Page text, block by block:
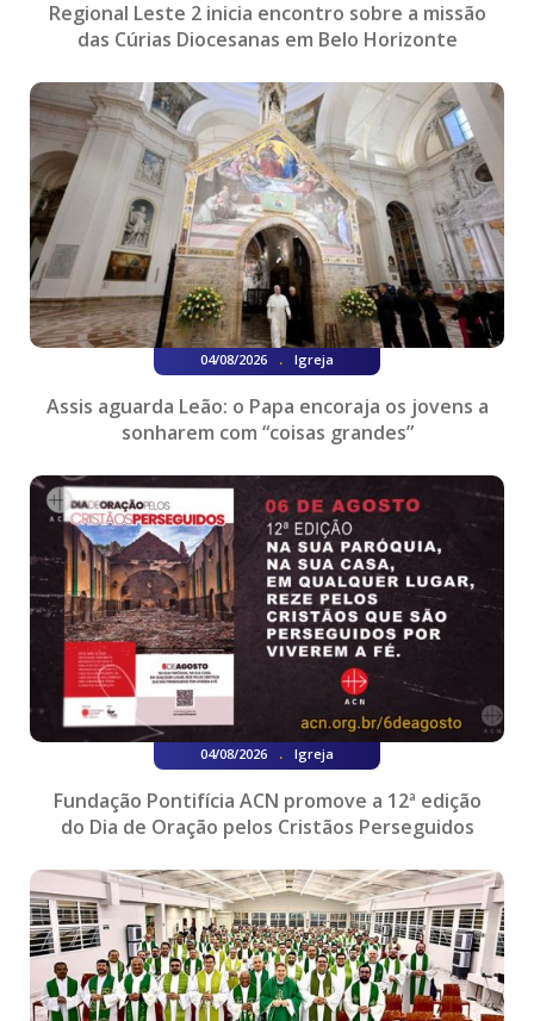
Regional Leste 2 inicia encontro sobre a missão
das Cúrias Diocesanas em Belo Horizonte
04/08/2026 . Igreja
Assis aguarda Leão: o Papa encoraja os jovens a
sonharem com “coisas grandes”
04/08/2026 . Igreja
Fundação Pontifícia ACN promove a 12ª edição
do Dia de Oração pelos Cristãos Perseguidos